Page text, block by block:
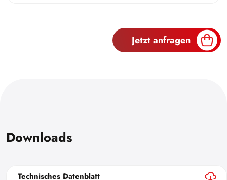
Jetzt anfragen
Downloads
Technisches Datenblatt